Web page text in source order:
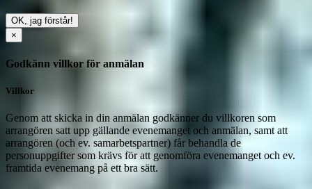
OK, jag förstår!
×
Godkänn villkor för anmälan
Villkor
Genom att skicka in din anmälan godkänner du villkoren som
arrangören satt upp gällande evenemanget och anmälan, samt att
arrangören (och ev. samarbetspartner) får behandla de
personuppgifter som krävs för att genomföra evenemanget och ev.
framtida evenemang på ett bra sätt.